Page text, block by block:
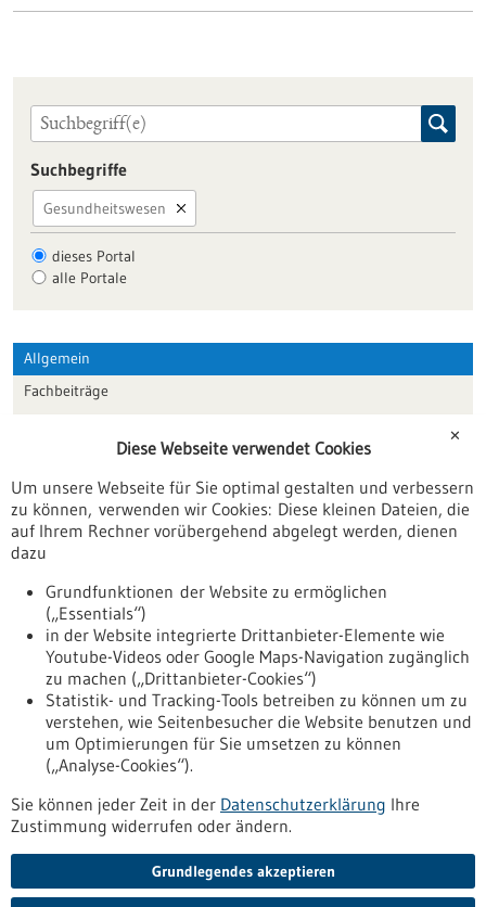
Suchbegriffe
Gesundheitswesen
dieses Portal
alle Portale
Allgemein
Fachbeiträge
Veranstaltungen
Erscheinungsdatum
Nach oben
Informiert bleiben
Newsletter abonnieren
✕
Diese Webseite verwendet Cookies
Um unsere Webseite für Sie optimal gestalten und verbessern
zu können, verwenden wir Cookies: Diese kleinen Dateien, die
auf Ihrem Rechner vorübergehend abgelegt werden, dienen
dazu
Grundfunktionen der Website zu ermöglichen
(„Essentials“)
in der Website integrierte Drittanbieter-Elemente wie
Youtube-Videos oder Google Maps-Navigation zugänglich
zu machen („Drittanbieter-Cookies“)
Statistik- und Tracking-Tools betreiben zu können um zu
verstehen, wie Seitenbesucher die Website benutzen und
um Optimierungen für Sie umsetzen zu können
(„Analyse-Cookies“).
Sie können jeder Zeit in der Datenschutzerklärung Ihre
Zustimmung widerrufen oder ändern.
Grundlegendes akzeptieren